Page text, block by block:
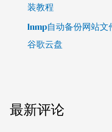
装教程
lnmp自动备份网站
谷歌云盘
最新评论